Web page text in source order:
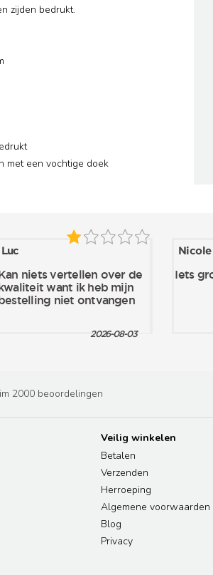
zijden bedrukt.
een vochtige doek
2000 beoordelingen
Veilig winkelen
Betalen
Verzenden
Herroeping
Algemene voorwaarden
Blog
Privacy